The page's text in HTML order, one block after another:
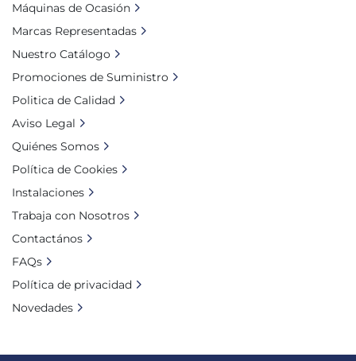
Máquinas de Ocasión
Marcas Representadas
Nuestro Catálogo
Promociones de Suministro
Politica de Calidad
Aviso Legal
Quiénes Somos
Política de Cookies
Instalaciones
Trabaja con Nosotros
Contactános
FAQs
Política de privacidad
Novedades